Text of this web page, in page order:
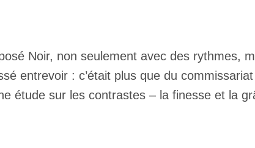
Noir, non seulement avec des rythmes,
entrevoir : c’était plus que du
étude sur les contrastes – la finesse et la
Nom*